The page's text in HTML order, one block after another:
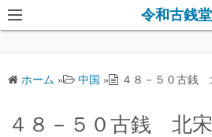
コ
ン
令和古銭堂
ホーム » 中国 » ４８－５０古銭
４８－５０古銭 北